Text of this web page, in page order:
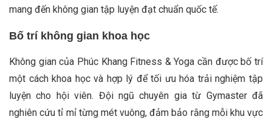
mang đến không gian tập luyện đạt chuẩn quốc tế.
Bố trí không gian khoa học
Không gian của Phúc Khang Fitness & Yoga cần được bố trí
một cách khoa học và hợp lý để tối ưu hóa trải nghiệm tập
luyện cho hội viên. Đội ngũ chuyên gia từ Gymaster đã
nghiên cứu tỉ mỉ từng mét vuông, đảm bảo rằng mỗi khu vực